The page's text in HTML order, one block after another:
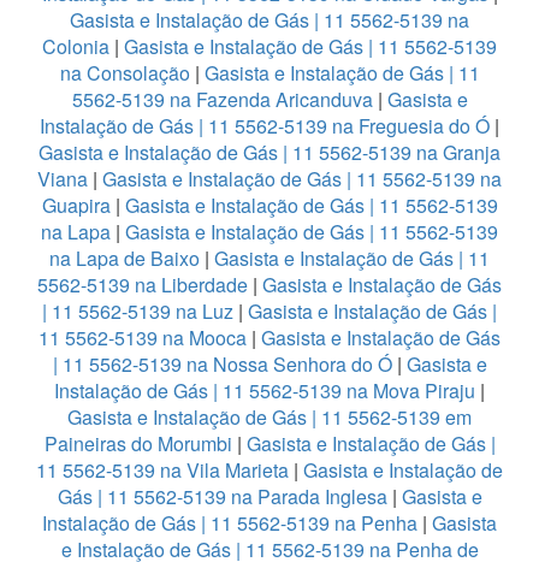
Gasista e Instalação de Gás | 11 5562-5139 na
Colonia | Gasista e Instalação de Gás | 11 5562-5139
na Consolação | Gasista e Instalação de Gás | 11
5562-5139 na Fazenda Aricanduva| Gasista e
Instalação de Gás | 11 5562-5139 na Freguesia do Ó |
Gasista e Instalação de Gás | 11 5562-5139 na Granja
Viana | Gasista e Instalação de Gás | 11 5562-5139 na
Guapira| Gasista e Instalação de Gás | 11 5562-5139
na Lapa | Gasista e Instalação de Gás | 11 5562-5139
na Lapa de Baixo | Gasista e Instalação de Gás | 11
5562-5139 na Liberdade | Gasista e Instalação de Gás
| 11 5562-5139 na Luz | Gasista e Instalação de Gás |
11 5562-5139 na Mooca | Gasista e Instalação de Gás
| 11 5562-5139 na Nossa Senhora do Ó| Gasista e
Instalação de Gás | 11 5562-5139 na Mova Piraju |
Gasista e Instalação de Gás | 11 5562-5139 em
Paineiras do Morumbi | Gasista e Instalação de Gás |
11 5562-5139 na Vila Marieta | Gasista e Instalação de
Gás | 11 5562-5139 na Parada Inglesa | Gasista e
Instalação de Gás | 11 5562-5139 na Penha | Gasista
e Instalação de Gás | 11 5562-5139 na Penha de